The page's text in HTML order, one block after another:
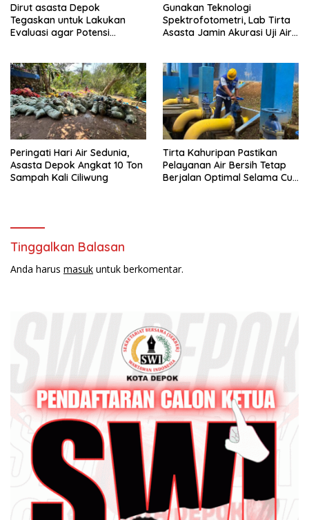
Dirut asasta Depok
Tegaskan untuk Lakukan
Evaluasi agar Potensi
Gunakan Teknologi
Spektrofotometri, Lab Tirta
Asasta Jamin Akurasi Uji Air
Peringati Hari Air Sedunia,
Asasta Depok Angkat 10 Ton
Sampah Kali Ciliwung
Tirta Kahuripan Pastikan
Pelayanan Air Bersih Tetap
Berjalan Optimal Selama Cuti
Tinggalkan Balasan
Anda harus masuk untuk berkomentar.